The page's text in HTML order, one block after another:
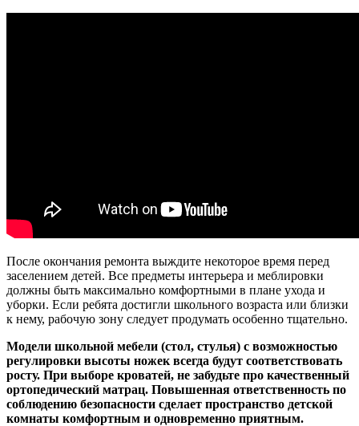
После окончания ремонта выждите некоторое время перед
заселением детей. Все предметы интерьера и меблировки
должны быть максимально комфортными в плане ухода и
уборки. Если ребята достигли школьного возраста или близки
к нему, рабочую зону следует продумать особенно тщательно.
Модели школьной мебели (стол, стулья) с возможностью
регулировки высоты ножек всегда будут соответствовать
росту. При выборе кроватей, не забудьте про качественный
ортопедический матрац. Повышенная ответственность по
соблюдению безопасности сделает пространство детской
комнаты комфортным и одновременно приятным.